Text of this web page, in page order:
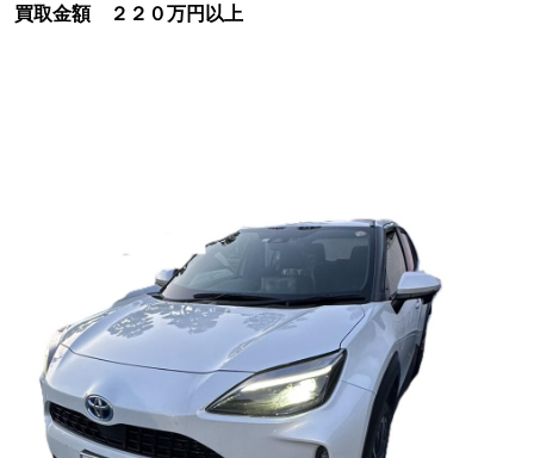
買取金額 ２２０万円以上